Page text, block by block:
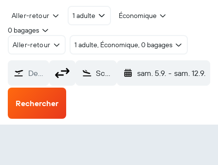
Aller-retour 1 adulte
Économique
0 bagages
Aller-retour
1 adulte, Économique, 0 bagages
De… Scarborough ANR Robinson Intl (TAB) sam. 5.9. - sam. 12.9.
Rechercher